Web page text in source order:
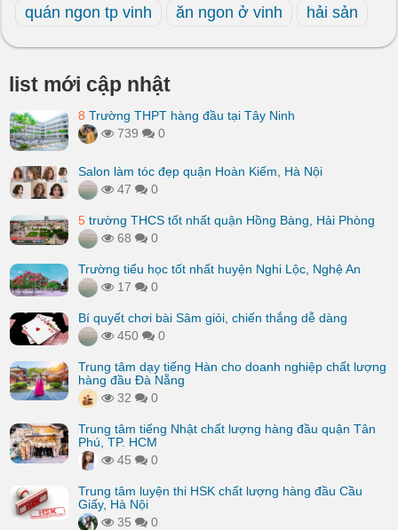
quán ngon tp vinh
ăn ngon ở vinh hải sản
list mới cập nhật
8 Trường THPT hàng đầu tại Tây Ninh
739
0
Salon làm tóc đẹp quận Hoàn Kiếm, Hà Nội
47
0
5 trường THCS tốt nhất quận Hồng Bàng, Hải Phòng
68
0
Trường tiểu học tốt nhất huyện Nghi Lộc, Nghệ An
17
0
Bí quyết chơi bài Sâm giỏi, chiến thắng dễ dàng
450
0
Trung tâm dạy tiếng Hàn cho doanh nghiệp chất lượng
hàng đầu Đà Nẵng
32
0
Trung tâm tiếng Nhật chất lượng hàng đầu quận Tân
Phú, TP. HCM
45
0
Trung tâm luyện thi HSK chất lượng hàng đầu Cầu
Giấy, Hà Nội
35
0